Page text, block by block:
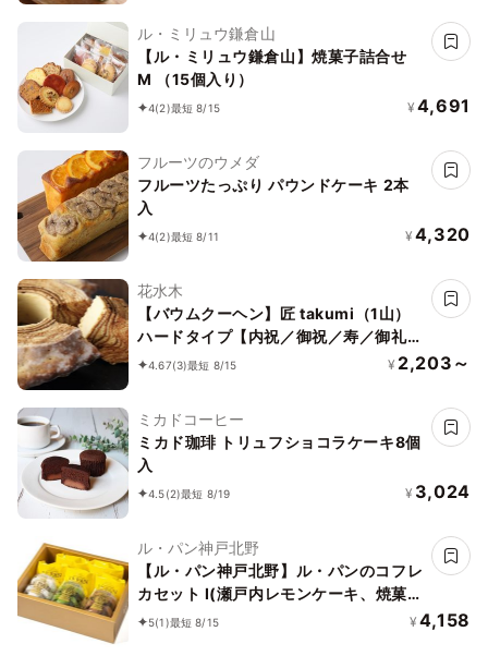
ル・ミリュウ鎌倉山
【ル・ミリュウ鎌倉山】焼菓子詰合せ
M （15個入り）
4(2)最短 8/15 ¥ 4,691
フルーツのウメダ
フルーツたっぷり パウンドケーキ 2本
入
4(2)最短 8/11 ¥ 4,320
花水木
【バウムクーヘン】匠 takumi（1山）
ハードタイプ【内祝／御祝／寿／御礼／
ギフト】
4.67(3)最短 8/15 ¥ 2,203～
ミカドコーヒー
ミカド珈琲 トリュフショコラケーキ8個
入
4.5(2)最短 8/19 ¥ 3,024
ル・パン神戸北野
【ル・パン神戸北野】ル・パンのコフレ
カセット I(瀬戸内レモンケーキ、焼菓子
3種)
5(1)最短 8/15 ¥ 4,158